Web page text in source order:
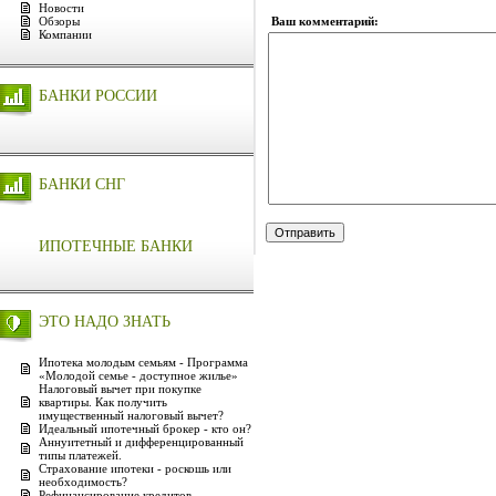
Новости
Обзоры
Компании
БАНКИ РОССИИ
БАНКИ СНГ
ИПОТЕЧНЫЕ БАНКИ
ЭТО НАДО ЗНАТЬ
Ипотека молодым семьям - Программа
«Молодой семье - доступное жилье»
Налоговый вычет при покупке
квартиры. Как получить
имущественный налоговый вычет?
Идеальный ипотечный брокер - кто он?
Аннуитетный и дифференцированный
типы платежей.
Страхование ипотеки - роскошь или
необходимость?
Ваш комментарий: